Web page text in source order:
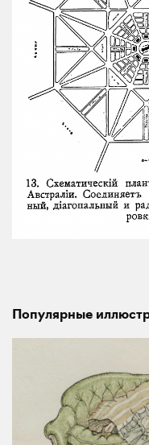
Популярные